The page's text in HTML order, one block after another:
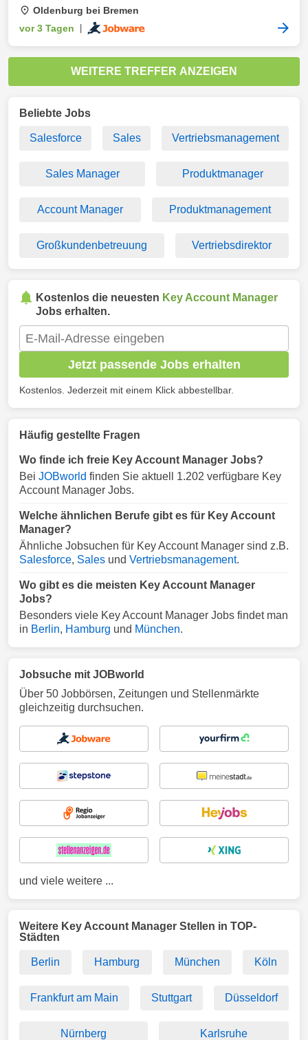
Oldenburg bei Bremen
vor 3 Tagen
WEITERE TREFFER ANZEIGEN
Beliebte Jobs
Salesforce Sales Vertriebsmanagement
Sales Manager Produktmanager
Account Manager Produktmanagement
Großkundenbetreuung Vertriebsdirektor
Kostenlos die neuesten Key Account Manager
Jobs erhalten.
Jetzt passende Jobs erhalten
Kostenlos. Jederzeit mit einem Klick abbestellbar.
Häufig gestellte Fragen
Wo finde ich freie Key Account Manager Jobs?
Bei JOBworld finden Sie aktuell 1.202 verfügbare Key
Account Manager Jobs.
Welche ähnlichen Berufe gibt es für Key Account
Manager?
Ähnliche Jobsuchen für Key Account Manager sind z.B.
Salesforce, Sales und Vertriebsmanagement.
Wo gibt es die meisten Key Account Manager
Jobs?
Besonders viele Key Account Manager Jobs findet man
in Berlin, Hamburg und München.
Jobsuche mit JOBworld
Über 50 Jobbörsen, Zeitungen und Stellenmärkte
gleichzeitig durchsuchen.
und viele weitere ...
Weitere Key Account Manager Stellen in TOP-
Städten
Berlin Hamburg München Köln
Frankfurt am Main Stuttgart Düsseldorf
Nürnberg Karlsruhe